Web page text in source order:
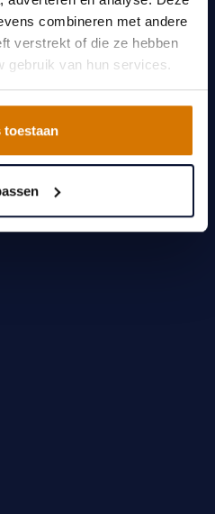
combineren met andere
verstrekt of die ze hebben
gebruik van hun services.
toestaan
aan